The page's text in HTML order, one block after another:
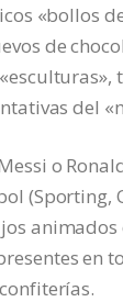
«bollos
de
del
o
(Sporting,
animados
en